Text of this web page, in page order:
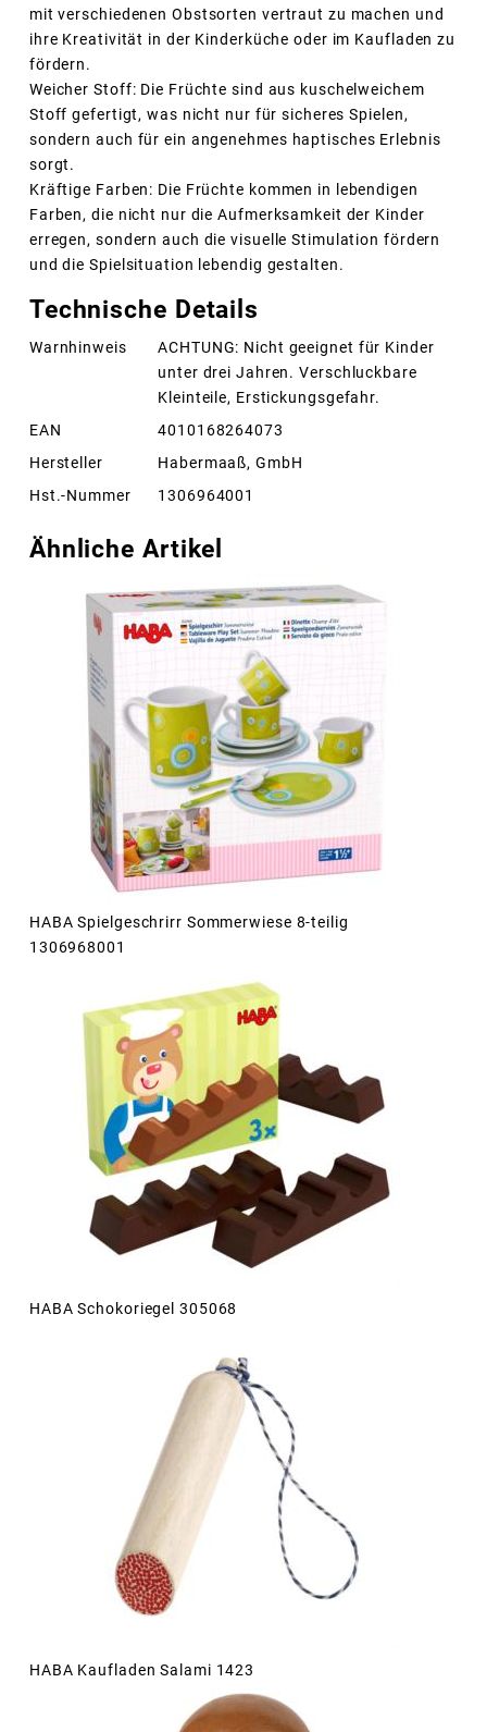
mit verschiedenen Obstsorten vertraut zu machen und
ihre Kreativität in der Kinderküche oder im Kaufladen zu
fördern.
Weicher Stoff: Die Früchte sind aus kuschelweichem
Stoff gefertigt, was nicht nur für sicheres Spielen,
sondern auch für ein angenehmes haptisches Erlebnis
sorgt.
Kräftige Farben: Die Früchte kommen in lebendigen
Farben, die nicht nur die Aufmerksamkeit der Kinder
erregen, sondern auch die visuelle Stimulation fördern
und die Spielsituation lebendig gestalten.
Technische Details
Warnhinweis
ACHTUNG: Nicht geeignet für Kinder
unter drei Jahren. Verschluckbare
Kleinteile, Erstickungsgefahr.
EAN
4010168264073
Hersteller
Habermaaß, GmbH
Hst.-Nummer
1306964001
Ähnliche Artikel
HABA Spielgeschrirr Sommerwiese 8-teilig
1306968001
HABA Schokoriegel 305068
HABA Kaufladen Salami 1423